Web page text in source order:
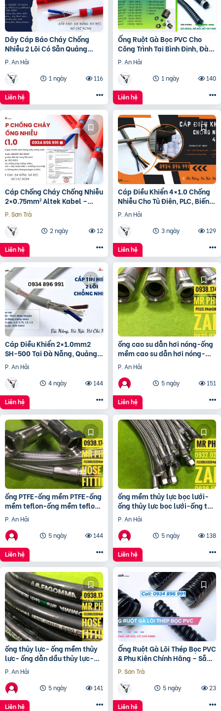
Dây Cáp Báo Cháy Chống
Nhiễu 2 Lõi Có Sẵn Quảng
Bình, Quảng Nam, Đà Nẵng
P. An Hải
1 ngày
116
Liên hệ
Ống Ruột Gà Bọc PVC Cho
Công Trình Tại Bình Định, Đà
Nẵng
P. An Hải
1 ngày
140
Liên hệ
Cáp Chống Cháy Chống Nhiễu
2×0.75mm² Altek Kabel –
Phân Phối Đà Nẵng, Huế,
Quảng Trị
P. Sơn Trà
2 ngày
12
Liên hệ
Cáp Điều Khiển 4×1.0 Chống
Nhiễu Cho Tủ Điện, PLC, Biến
Tần
P. An Hải
3 ngày
129
Liên hệ
Cáp Điều Khiển 2×1.0mm2
SH-500 Tại Đà Nẵng, Quảng
Ngãi– Chiết Khấu Cao
P. An Hải
4 ngày
144
Liên hệ
ống cao su dẫn hơi nóng-ống
mềm cao su dẫn hơi nóng-
ống mềm cao su chịu nhiệt-
ống dẫn hơi nóng
P. An Hải
5 ngày
151
Liên hệ
ống PTFE-ống mềm PTFE-ống
mềm teflon-ống mềm teflon
bọc lưới-ống mềm PTFE bọc
lưới 304
P. An Hải
5 ngày
144
Liên hệ
ống mềm thủy lực bọc lưới-
ống thủy lực bọc lưới-ống tuy
ô thủy lực bọc lưới-dây thủy
lực bọc lưới
P. An Hải
5 ngày
138
Liên hệ
ống thủy lực- ống mềm thủy
lực- ống dẫn dầu thủy lực-
ống mềm tuy ô thủy lực
P. An Hải
5 ngày
141
Liên hệ
Ống Ruột Gà Lõi Thép Bọc PVC
& Phụ Kiện Chính Hãng – Sẵn
Kho TP.HCM, Đà Nẵng, Nha
Trang – Giao Nhanh
P. Sơn Trà
5 ngày
23
Liên hệ